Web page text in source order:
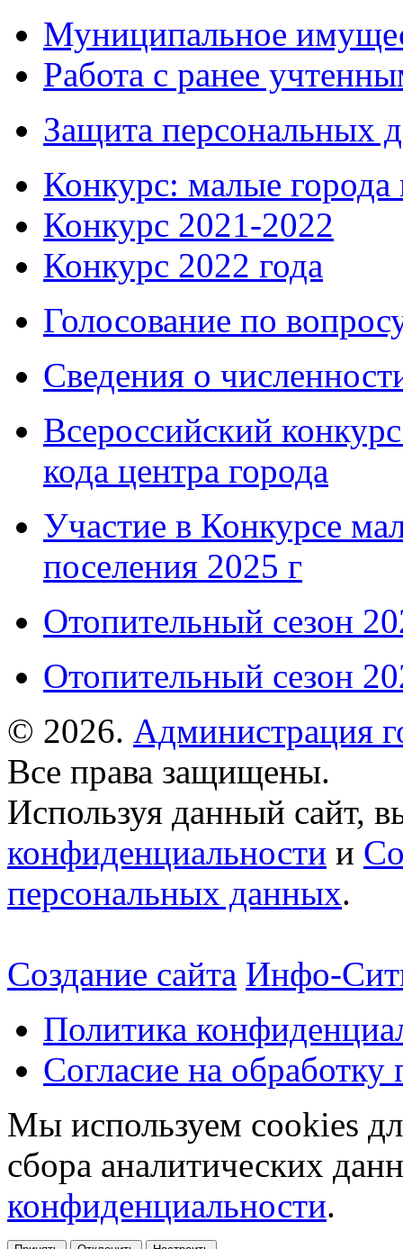
Муниципальное
Работа с ранее
Защита персональных
Конкурс: малые города
Конкурс 2021-2022
Конкурс 2022 года
Голосование по
Сведения о
Всероссийский
кода центра города
Участие в Конкурсе
поселения 2025 г
Отопительный сезон
Отопительный сезон
© 2026. Администрация
Все права защищены.
Используя данный сайт,
конфиденциальности и
персональных данных.
Создание сайта Инфо-
Политика
Согласие на
Мы используем cookies
сбора аналитических
конфиденциальности.